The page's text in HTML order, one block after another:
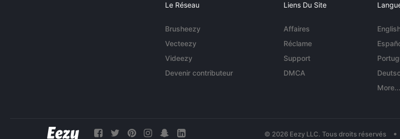
Le Réseau
Brusheezy
Vecteezy
Videezy
Devenir contributeur
Liens Du Site
Affaires
Réclame
Support
DMCA
More...
© 2026 Eezy LLC. Tous droits réservés •